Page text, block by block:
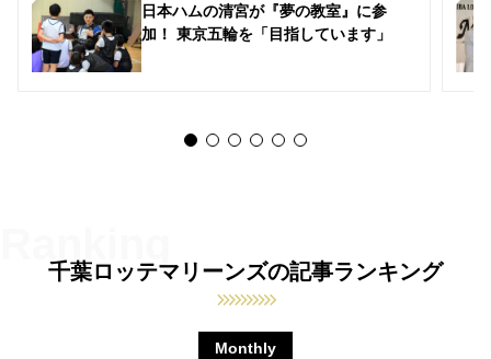
日本ハムの清宮が『夢の教室』に参
加！ 東京五輪を「目指しています」
千葉ロッテマリーンズの記事ランキング
Monthly